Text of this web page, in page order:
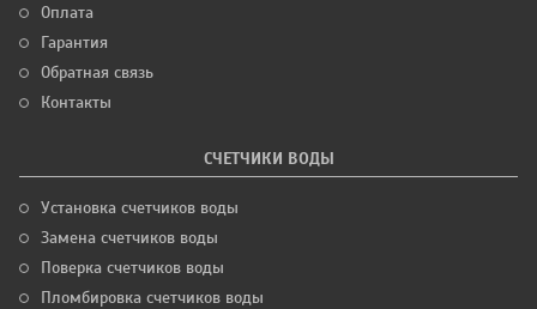
Оплата
Гарантия
Обратная связь
Контакты
СЧЕТЧИКИ ВОДЫ
Установка счетчиков воды
Замена счетчиков воды
Поверка счетчиков воды
Пломбировка счетчиков воды